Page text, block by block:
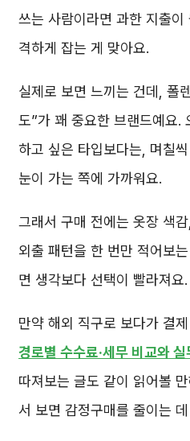
쓰는 사람이라면 과한 지출
격하게 잡는 게 맞아요.
실제로 보면 느끼는 건데, 폴
도”가 꽤 중요한 브랜드예요.
하고 싶은 타입보다는, 며칠
눈이 가는 쪽에 가까워요.
그래서 구매 전에는 옷장 색
외출 패턴을 한 번만 적어보
면 생각보다 선택이 빨라져요.
만약 해외 직구로 보다가 결
경로별 수수료·세무 비교와 실
따져보는 글도 같이 읽어볼
서 보면 감정구매를 줄이는